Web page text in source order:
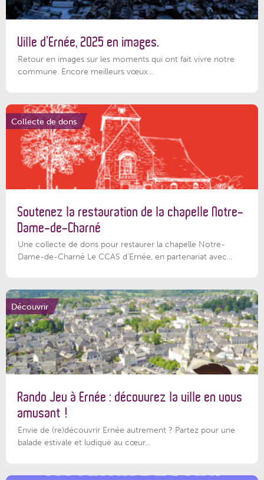
Ville d’Ernée, 2025 en images.
Retour en images sur les moments qui ont fait vivre notre
commune. Encore meilleurs vœux...
Collecte de dons
Soutenez la restauration de la chapelle Notre-
Dame-de-Charné
Une collecte de dons pour restaurer la chapelle Notre-
Dame-de-Charné Le CCAS d’Ernée, en partenariat avec...
Découvrir
Rando Jeu à Ernée : découvrez la ville en vous
amusant !
Envie de (re)découvrir Ernée autrement ? Partez pour une
balade estivale et ludique au cœur...